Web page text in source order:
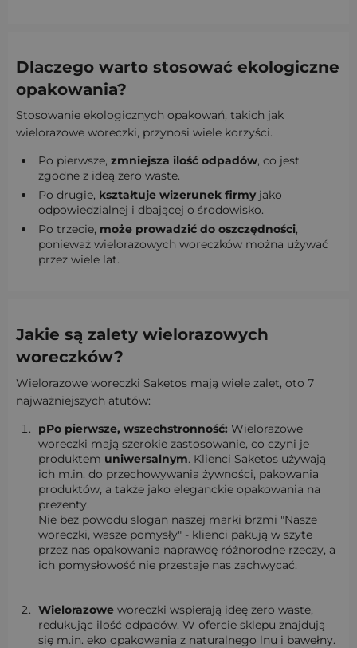
Dlaczego warto stosować ekologiczne
opakowania?
Stosowanie ekologicznych opakowań, takich jak
wielorazowe woreczki, przynosi wiele korzyści.
Po pierwsze, zmniejsza ilość odpadów, co jest
zgodne z ideą zero waste.
Po drugie, kształtuje wizerunek firmyjako
odpowiedzialnej i dbającej o środowisko.
Po trzecie, może prowadzić do oszczędności,
ponieważ wielorazowych woreczków można używać
przez wiele lat.
Jakie są zalety wielorazowych
woreczków?
Wielorazowe woreczki Saketos mają wiele zalet, oto 7
najważniejszych atutów:
pPo pierwsze, wszechstronność: Wielorazowe
woreczki mają szerokie zastosowanie, co czyni je
produktem uniwersalnym. Klienci Saketos używają
ich m.in. do przechowywania żywności, pakowania
produktów, a także jako eleganckie opakowania na
prezenty.
Nie bez powodu slogan naszej marki brzmi "Nasze
woreczki, wasze pomysły" - klienci pakują w szyte
przez nas opakowania naprawdę różnorodne rzeczy, a
ich pomysłowość nie przestaje nas zachwycać.
Wielorazoweworeczki wspierają ideę zero waste,
redukując ilość odpadów. W ofercie sklepu znajdują
się m.in. eko opakowania z naturalnego lnu i bawełny.